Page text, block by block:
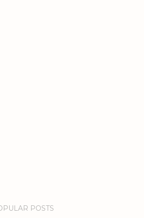
POSTS